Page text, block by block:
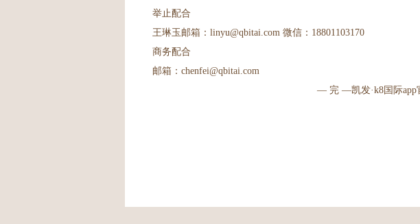
举止配合
王琳玉邮箱：linyu@qbitai.com 微信：18801103170
商务配合
邮箱：chenfei@qbitai.com
— 完 —凯发·k8国际app官